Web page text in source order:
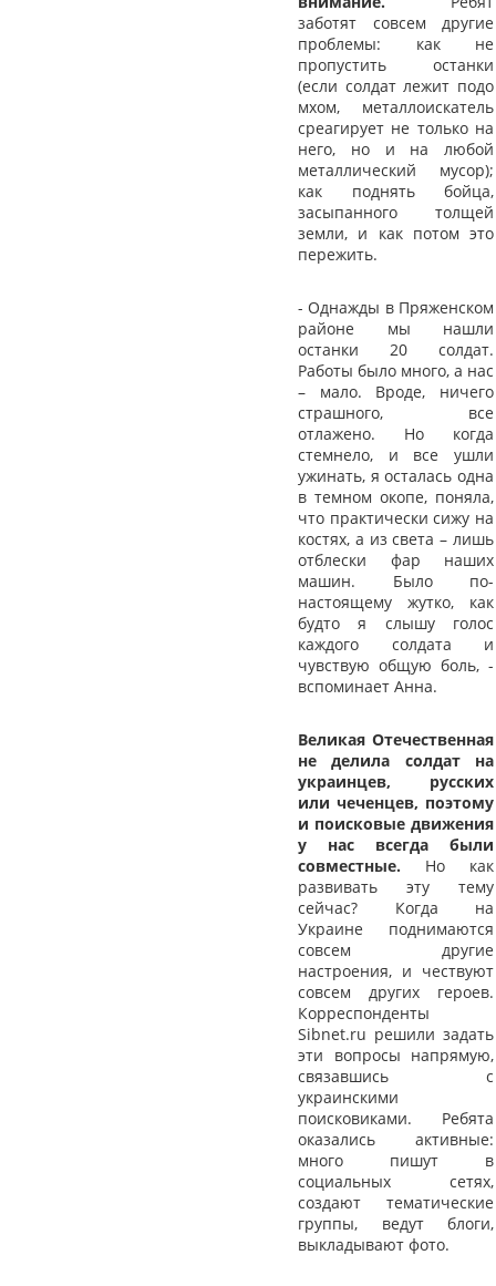
заботят совсем другие
проблемы: как не
пропустить останки
(если солдат лежит подо
мхом, металлоискатель
среагирует не только на
него, но и на любой
металлический мусор);
как поднять бойца,
засыпанного толщей
земли, и как потом это
пережить.
- Однажды в Пряженском
районе мы нашли
останки 20 солдат.
Работы было много, а нас
– мало. Вроде, ничего
страшного, все
отлажено. Но когда
стемнело, и все ушли
ужинать, я осталась одна
в темном окопе, поняла,
что практически сижу на
костях, а из света – лишь
отблески фар наших
машин. Было по-
настоящему жутко, как
будто я слышу голос
каждого солдата и
чувствую общую боль, -
вспоминает Анна.
Великая Отечественная
не делила солдат на
украинцев, русских
или чеченцев, поэтому
и поисковые движения
у нас всегда были
совместные. Но как
развивать эту тему
сейчас? Когда на
Украине поднимаются
совсем другие
настроения, и чествуют
совсем других героев.
Корреспонденты
Sibnet.ru решили задать
эти вопросы напрямую,
связавшись с
украинскими
поисковиками. Ребята
оказались активные:
много пишут в
социальных сетях,
создают тематические
группы, ведут блоги,
выкладывают фото.